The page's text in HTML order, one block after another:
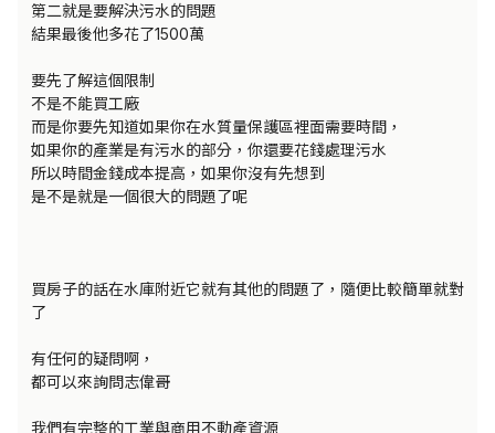
第二就是要解決污水的問題
結果最後他多花了1500萬
要先了解這個限制
不是不能買工廠
而是你要先知道如果你在水質量保護區裡面需要時間，
如果你的產業是有污水的部分，你還要花錢處理污水
所以時間金錢成本提高，如果你沒有先想到
是不是就是一個很大的問題了呢
買房子的話在水庫附近它就有其他的問題了，隨便比較簡單就對
了
有任何的疑問啊，
都可以來詢問志偉哥
我們有完整的工業與商用不動產資源